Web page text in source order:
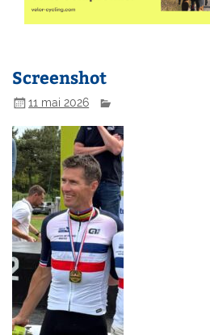
Screenshot
11 mai 2026